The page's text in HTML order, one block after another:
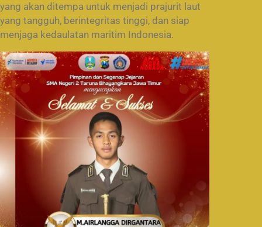
yang akan ditempa untuk menjadi prajurit laut
yang tangguh, berintegritas tinggi, dan siap
menjaga kedaulatan maritim Indonesia.